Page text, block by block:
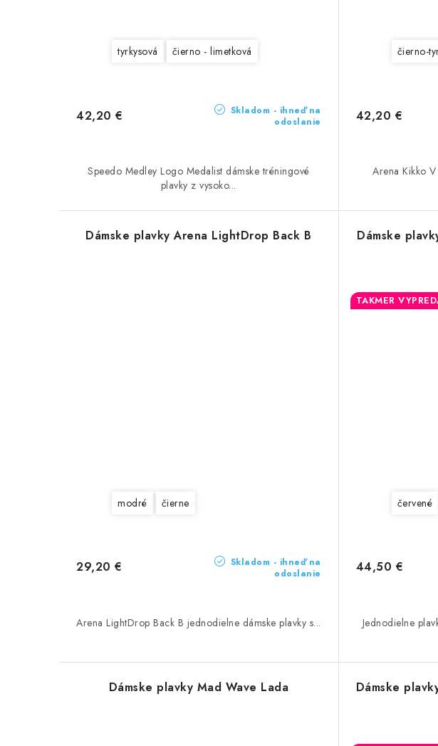
tyrkysová čierno - limetková
Skladom - ihneď na
odoslanie
42,20 €
Speedo Medley Logo Medalist dámske tréningové
plavky z vysoko...
čierno-
42,20 €
Arena Kikko
Dámske plavky Arena LightDrop Back B
modré čierne
Skladom - ihneď na
odoslanie
29,20 €
Arena LightDrop Back B jednodielne dámske plavky s...
Dámske
TAKMER
červené
44,50 €
Jednodielne
Dámske plavky Mad Wave Lada Dámske